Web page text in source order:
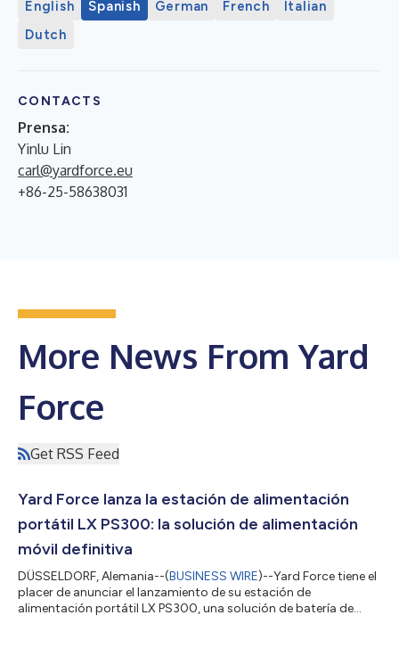
English Spanish German French
Italian
Dutch
CONTACTS
Prensa:
Yinlu Lin
carl@yardforce.eu
+86-25-58638031
More News From Yard
Force
Get RSS Feed
Yard Force lanza la estación de alimentación
portátil LX PS300: la solución de alimentación
móvil definitiva
DÜSSELDORF, Alemania--(BUSINESS WIRE)--Yard Force tiene el
placer de anunciar el lanzamiento de su estación de
alimentación portátil LX PS300, una solución de batería de